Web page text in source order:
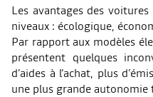
Les avantages des
niveaux : écologique,
Par rapport aux modèles
présentent quelques
d’aides à l’achat, plus
une plus grande autonomie